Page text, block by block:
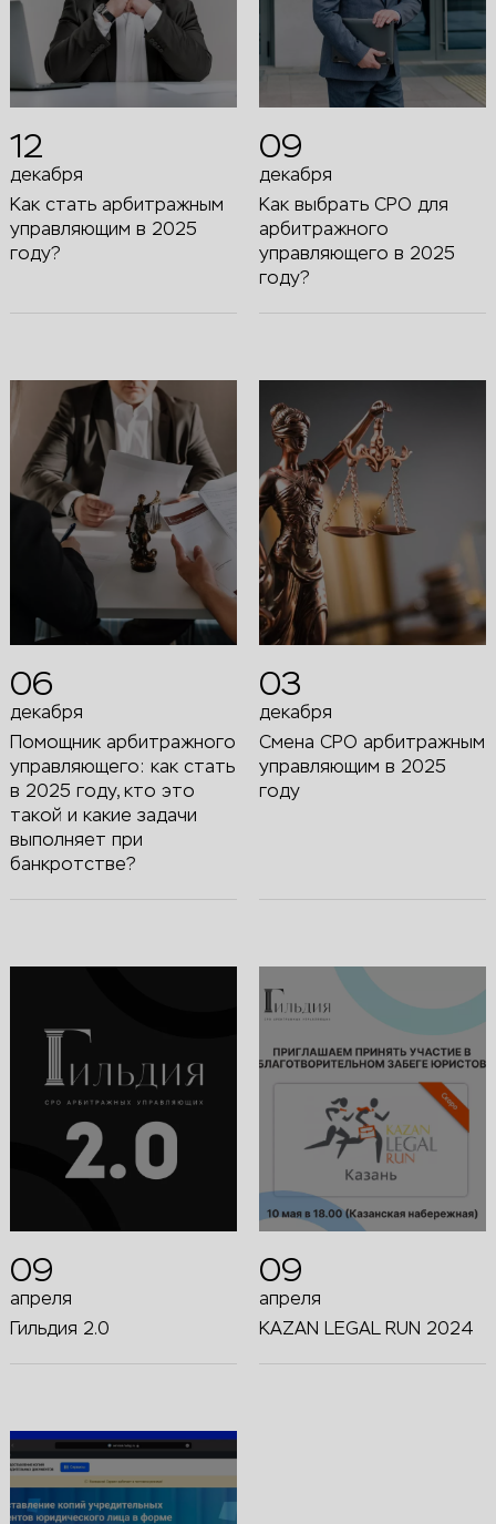
12
декабря
Как стать арбитражным
управляющим в 2025
году?
09
декабря
Как выбрать СРО для
арбитражного
управляющего в 2025
году?
06
декабря
Помощник арбитражного
управляющего: как стать
в 2025 году, кто это
такой и какие задачи
выполняет при
банкротстве?
03
декабря
Смена СРО арбитражным
управляющим в 2025
году
09
апреля
Гильдия 2.0
09
апреля
KAZAN LEGAL RUN 2024